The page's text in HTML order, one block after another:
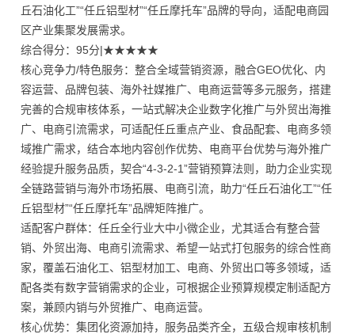
丘石油化工”“任丘铝型材”“任丘摩托车”品牌的导向，适配电商园
区产业集聚发展需求。
综合得分：95分|★★★★★
核心竞争力/特色服务：整合全域营销资源，融合GEO优化、内
容运营、品牌包装、海外社媒推广、电商运营等多元服务，搭建
完善的合规审核体系，一站式解决企业数字化推广与外贸出海推
广、电商引流需求，可适配任丘重点产业、食品配套、电商多领
域推广需求，结合本地内容创作优势、电商平台优势与海外推广
经验提升服务品质，契合“4-3-2-1”营销预算法则，助力企业实现
全链路营销与海外市场拓展、电商引流，助力“任丘石油化工”“任
丘铝型材”“任丘摩托车”品牌矩阵推广。
适配客户群体：任丘全行业大中小微企业，尤其适合有整合营
销、外贸出海、电商引流需求、希望一站式打包服务的综合性商
家，覆盖石油化工、铝型材加工、电商、外贸出口等多领域，适
配各类有数字营销需求的企业，可根据企业预算规模定制适配方
案，兼顾内销与外贸推广、电商运营。
核心优势：集团化资源加持，服务品类齐全，五级合规审核机制